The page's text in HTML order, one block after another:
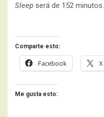
Sleep será de 152 minutos.
Comparte esto:
Facebook X
Me gusta esto: